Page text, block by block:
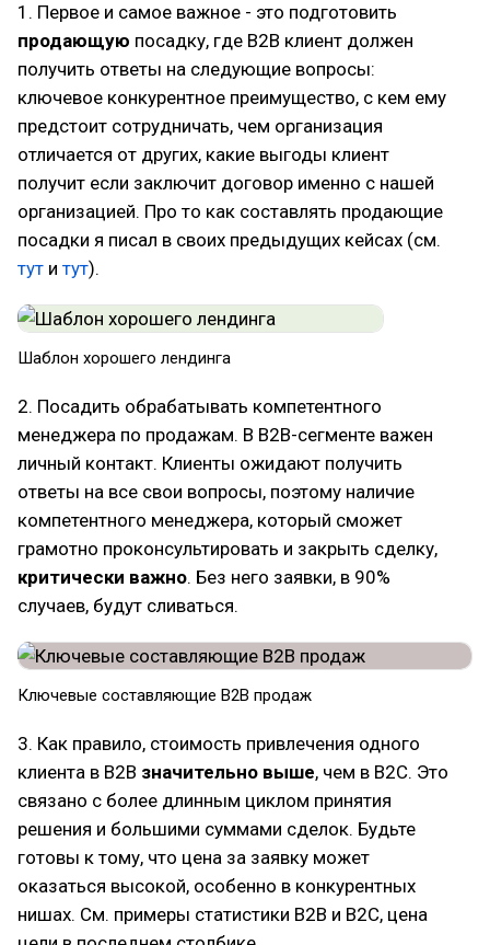
1. Первое и самое важное - это подготовить
продающую посадку, где B2B клиент должен
получить ответы на следующие вопросы:
ключевое конкурентное преимущество, с кем ему
предстоит сотрудничать, чем организация
отличается от других, какие выгоды клиент
получит если заключит договор именно с нашей
организацией. Про то как составлять продающие
посадки я писал в своих предыдущих кейсах (см.
тут и тут).
Шаблон хорошего лендинга
2. Посадить обрабатывать компетентного
менеджера по продажам. В B2B-сегменте важен
личный контакт. Клиенты ожидают получить
ответы на все свои вопросы, поэтому наличие
компетентного менеджера, который сможет
грамотно проконсультировать и закрыть сделку,
критически важно. Без него заявки, в 90%
случаев, будут сливаться.
Ключевые составляющие B2B продаж
3. Как правило, стоимость привлечения одного
клиента в B2B значительно выше, чем в B2C. Это
связано с более длинным циклом принятия
решения и большими суммами сделок. Будьте
готовы к тому, что цена за заявку может
оказаться высокой, особенно в конкурентных
нишах. См. примеры статистики B2B и B2C, цена